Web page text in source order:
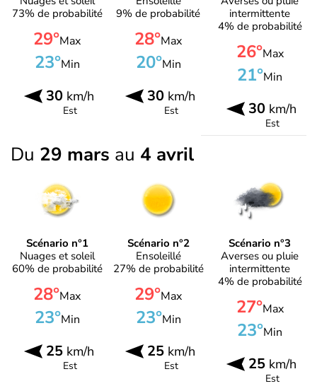
73% de probabilité
29°Max
23°Min
30km/h
Est
9% de probabilité
28°Max
20°Min
30km/h
Est
intermittente
4% de probabilité
26°Max
21°Min
30 km/h
Est
Du 29 mars au 4 avril
Scénario n°1
Nuages et soleil
60% de probabilité
28°Max
23°Min
25km/h
Est
Scénario n°2
Ensoleillé
27% de probabilité
29°Max
23°Min
25km/h
Est
Scénario n°3
Averses ou pluie
intermittente
4% de probabilité
27°Max
23°Min
25 km/h
Est